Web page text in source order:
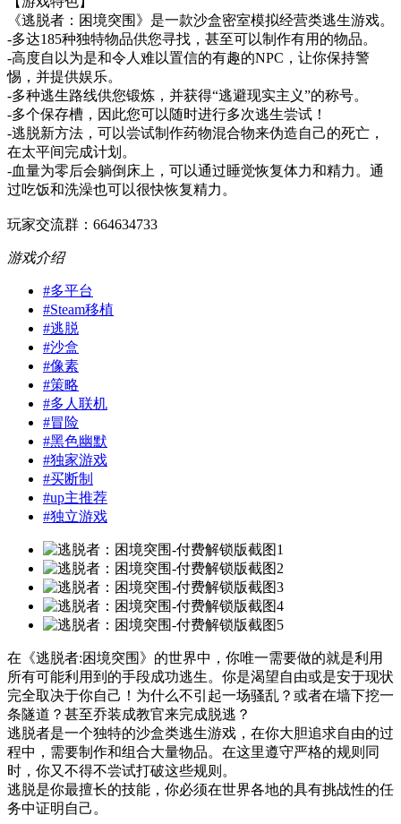
《逃脱者：困境突围》是一款沙盒密室模拟经营类逃生游戏。
-多达185种独特物品供您寻找，甚至可以制作有用的物品。
-高度自以为是和令人难以置信的有趣的NPC，让你保持警
惕，并提供娱乐。
-多种逃生路线供您锻炼，并获得“逃避现实主义”的称号。
-多个保存槽，因此您可以随时进行多次逃生尝试！
-逃脱新方法，可以尝试制作药物混合物来伪造自己的死亡，
在太平间完成计划。
-血量为零后会躺倒床上，可以通过睡觉恢复体力和精力。通
过吃饭和洗澡也可以很快恢复精力。
玩家交流群：664634733
游戏介绍
#多平台
#Steam移植
#逃脱
#沙盒
#像素
#策略
#多人联机
#冒险
#黑色幽默
#独家游戏
#买断制
#up主推荐
#独立游戏
在《逃脱者:困境突围》的世界中，你唯一需要做的就是利用
所有可能利用到的手段成功逃生。你是渴望自由或是安于现状
完全取决于你自己！为什么不引起一场骚乱？或者在墙下挖一
条隧道？甚至乔装成教官来完成脱逃？
逃脱者是一个独特的沙盒类逃生游戏，在你大胆追求自由的过
程中，需要制作和组合大量物品。在这里遵守严格的规则同
时，你又不得不尝试打破这些规则。
逃脱是你最擅长的技能，你必须在世界各地的具有挑战性的任
务中证明自己。